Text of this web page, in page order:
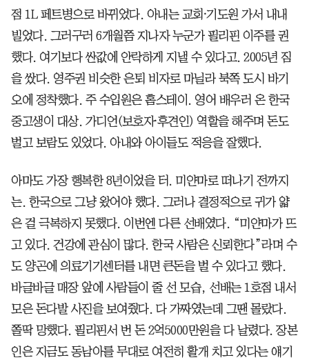
점 1L 페트병으로 바뀌었다. 아내는 교회⸱기도원 가서 내내
빌었다. 그러구러 6개월쯤 지나자 누군가 필리핀 이주를 권
했다. 여기보다 싼값에 안락하게 지낼 수 있다고. 2005년 짐
을 쌌다. 영주권 비슷한 은퇴 비자로 마닐라 북쪽 도시 바기
오에 정착했다. 주 수입원은 홈스테이. 영어 배우러 온 한국
중고생이 대상. 가디언(보호자⸱후견인) 역할을 해주며 돈도
벌고 보람도 있었다. 아내와 아이들도 적응을 잘했다.
아마도 가장 행복한 8년이었을 터. 미얀마로 떠나기 전까지
는. 한국으로 그냥 왔어야 했다. 그러나 결정적으로 귀가 얇
은 걸 극복하지 못했다. 이번엔 다른 선배였다. “미얀마가 뜨
고 있다. 건강에 관심이 많다. 한국 사람은 신뢰한다”라며 수
도 양곤에 의료기기센터를 내면 큰돈을 벌 수 있다고 했다.
바글바글 매장 앞에 사람들이 줄 선 모습, 선배는 1호점 내서
모은 돈다발 사진을 보여줬다. 다 가짜였는데 그땐 몰랐다.
쫄딱 망했다. 필리핀서 번 돈 2억5000만원을 다 날렸다. 장본
인은 지금도 동남아를 무대로 여전히 활개 치고 있다는 얘기